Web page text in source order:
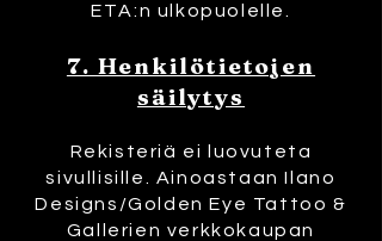
ETA:n ulkopuolelle.
7. Henkilötietojen
säilytys
Rekisteriä ei luovuteta
sivullisille. Ainoastaan Ilano
Designs/Golden Eye Tattoo &
Gallerien verkkokaupan